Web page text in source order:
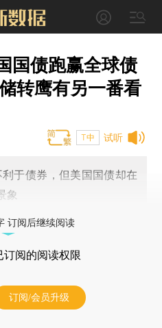
国债跑赢全球债
转鹰有另一番看
试听
T中
于债券，但美国国债却在
象
订阅后继续阅读
订阅的阅读权限
订阅/会员升级